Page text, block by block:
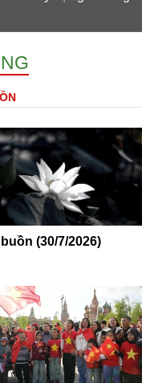
(30/7/2026)